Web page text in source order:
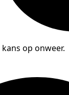
op onweer.